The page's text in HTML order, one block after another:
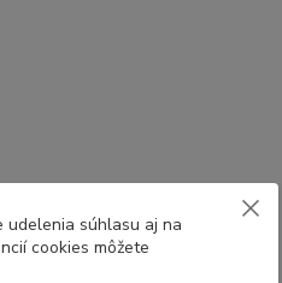
udelenia súhlasu aj na
cookies môžete